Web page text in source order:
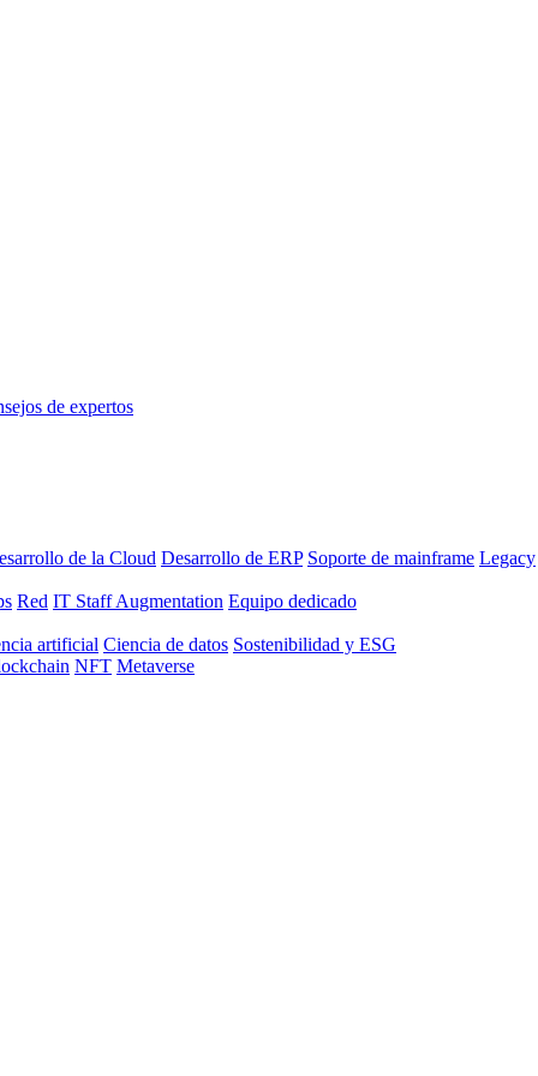
de expertos
de la Cloud Desarrollo de ERP Soporte de mainframe Legacy
Red IT Staff Augmentation Equipo dedicado
artificial Ciencia de datos Sostenibilidad y ESG
NFT Metaverse